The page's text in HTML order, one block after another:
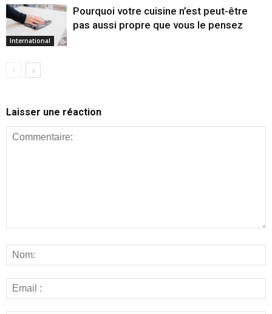
International
Pourquoi votre cuisine n’est peut-être
pas aussi propre que vous le pensez
Laisser une réaction